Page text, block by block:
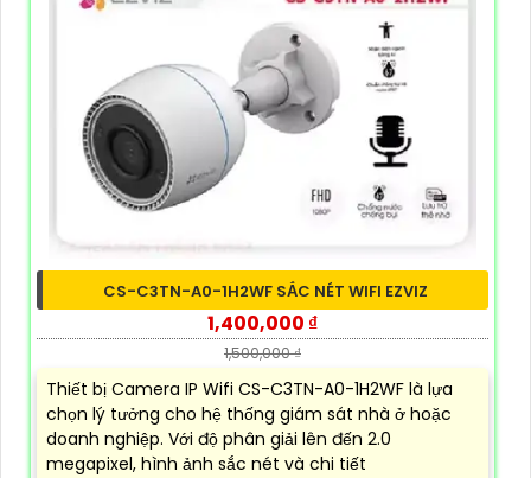
CS-C3TN-A0-1H2WF SẮC NÉT WIFI EZVIZ
1,400,000 ₫
1,500,000 ₫
Thiết bị Camera IP Wifi CS-C3TN-A0-1H2WF là lựa
chọn lý tưởng cho hệ thống giám sát nhà ở hoặc
doanh nghiệp. Với độ phân giải lên đến 2.0
megapixel, hình ảnh sắc nét và chi tiết